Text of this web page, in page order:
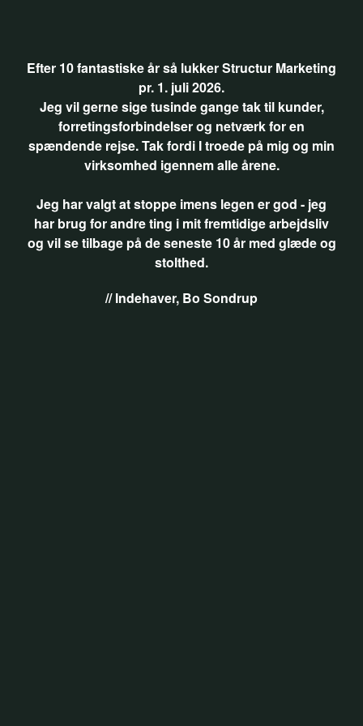
Efter 10 fantastiske år så lukker Structur Marketing
pr. 1. juli 2026.
Jeg vil gerne sige tusinde gange tak til kunder,
forretingsforbindelser og netværk for en
spændende rejse. Tak fordi I troede på mig og min
virksomhed igennem alle årene.
Jeg har valgt at stoppe imens legen er god - jeg
har brug for andre ting i mit fremtidige arbejdsliv
og vil se tilbage på de seneste 10 år med glæde og
stolthed.
// Indehaver, Bo Sondrup